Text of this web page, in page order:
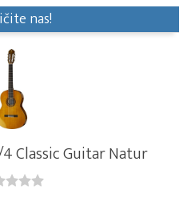
nas!
4 Classic Guitar Natur